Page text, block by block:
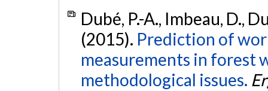
Dubé, P.-A., Imbeau, D.,
(2015). Prediction of
measurements in forest
methodological issues.